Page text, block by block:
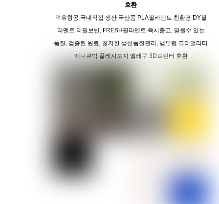
호환
덕유항공 국내직접 생산 국산품 PLA필라멘트 친환경 DY필
라멘트 리필보빈, FRESH필라멘트 즉시출고, 믿을수 있는
품질, 검증된 원료, 철저한 생산품질관리, 뱀부랩 크리얼리티
애니큐빅 플래시포지 엘레구 3D프린터 호환